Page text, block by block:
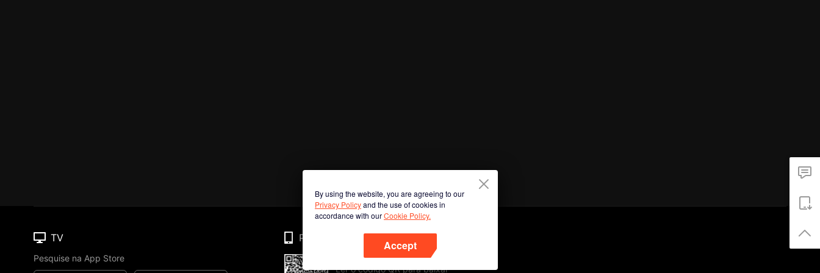
By using the website, you are agreeing to our
Privacy Policyand the use of cookies in
accordance with ourCookie Policy.
Accept
TV
Pesquise na App Store
Phone
Ler o código QR para baixar